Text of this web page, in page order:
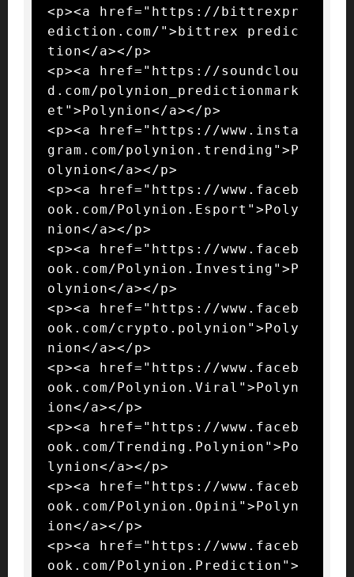
<p><a href="https://bittrexpr
ediction.com/">bittrex predic
tion</a></p>
<p><a href="https://soundclou
d.com/polynion_predictionmark
et">Polynion</a></p>
<p><a href="https://www.insta
gram.com/polynion.trending">P
olynion</a></p>
<p><a href="https://www.faceb
ook.com/Polynion.Esport">Poly
nion</a></p>
<p><a href="https://www.faceb
ook.com/Polynion.Investing">P
olynion</a></p>
<p><a href="https://www.faceb
ook.com/crypto.polynion">Poly
nion</a></p>
<p><a href="https://www.faceb
ook.com/Polynion.Viral">Polyn
ion</a></p>
<p><a href="https://www.faceb
ook.com/Trending.Polynion">Po
lynion</a></p>
<p><a href="https://www.faceb
ook.com/Polynion.Opini">Polyn
ion</a></p>
<p><a href="https://www.faceb
ook.com/Polynion.Prediction">